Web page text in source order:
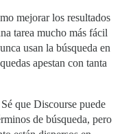
mejorar los resultados
tarea mucho más fácil
usan la búsqueda en
apestan con tanta
que Discourse puede
de búsqueda, pero